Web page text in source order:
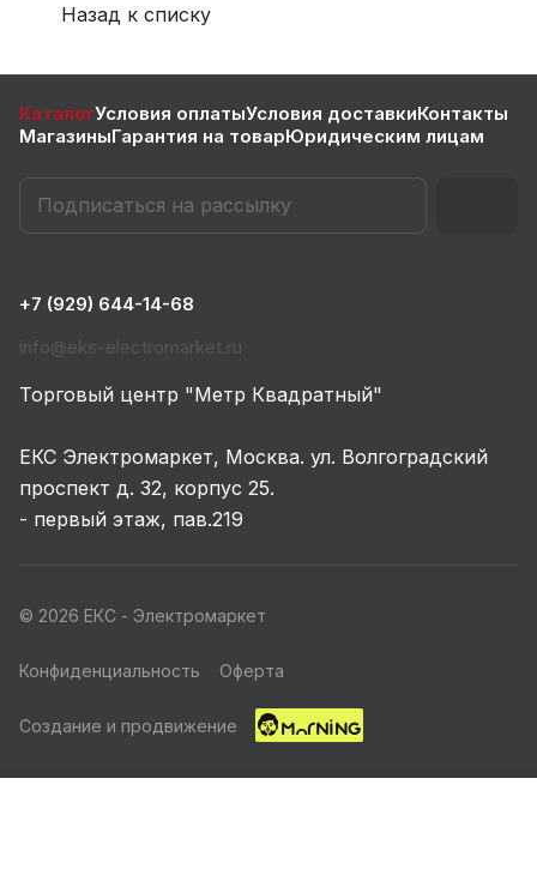
Назад к списку
КаталогУсловия оплатыУсловия доставкиКонтакты
МагазиныГарантия на товарЮридическим лицам
+7 (929) 644-14-68
info@eks-electromarket.ru
Торговый центр "Метр Квадратный"
ЕКС Электромаркет, Москва. ул. Волгоградский
проспект д. 32, корпус 25.
- первый этаж, пав.219
© 2026 ЕКС - Электромаркет
Конфиденциальность Оферта
Создание и продвижение